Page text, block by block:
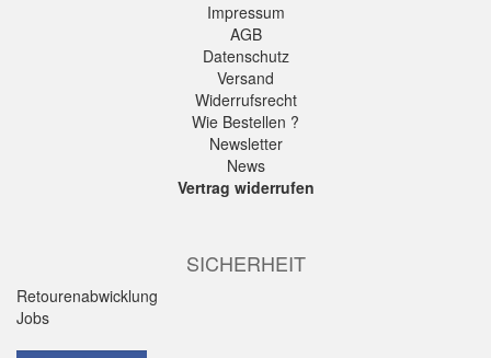
Impressum
AGB
Datenschutz
Versand
Widerrufsrecht
Wie Bestellen ?
Newsletter
News
Vertrag widerrufen
SICHERHEIT
Retourenabwicklung
Jobs